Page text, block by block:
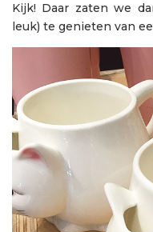
Kijk! Daar zaten we
leuk) te genieten van